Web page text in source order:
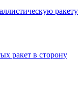
ракету
ракет в сторону